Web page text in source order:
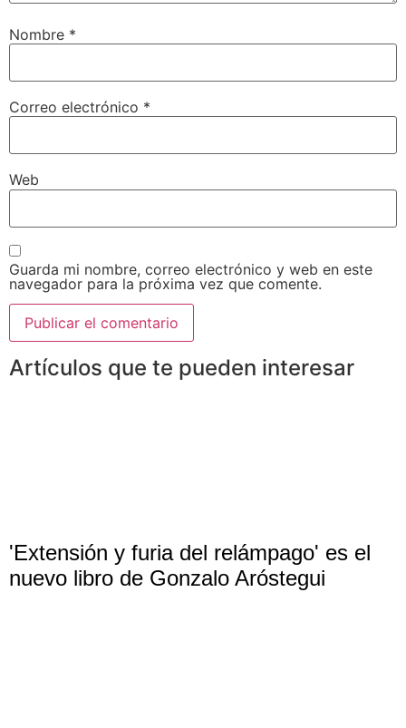
Nombre *
Correo electrónico *
Web
Guarda mi nombre, correo electrónico y web en este
navegador para la próxima vez que comente.
Artículos que te pueden interesar
'Extensión y furia del relámpago' es el
nuevo libro de Gonzalo Aróstegui